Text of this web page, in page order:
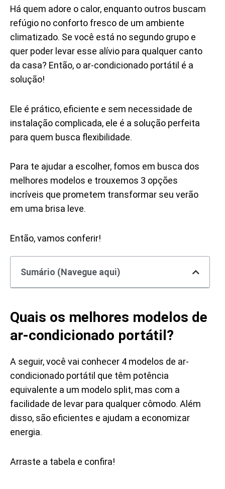
Há quem adore o calor, enquanto outros buscam
refúgio no conforto fresco de um ambiente
climatizado. Se você está no segundo grupo e
quer poder levar esse alívio para qualquer canto
da casa? Então, o ar-condicionado portátil é a
solução!
Ele é prático, eficiente e sem necessidade de
instalação complicada, ele é a solução perfeita
para quem busca flexibilidade.
Para te ajudar a escolher, fomos em busca dos
melhores modelos e trouxemos 3 opções
incríveis que prometem transformar seu verão
em uma brisa leve.
Então, vamos conferir!
Sumário (Navegue aqui)
Quais os melhores modelos de
ar-condicionado portátil?
A seguir, você vai conhecer 4 modelos de ar-
condicionado portátil que têm potência
equivalente a um modelo split, mas com a
facilidade de levar para qualquer cômodo. Além
disso, são eficientes e ajudam a economizar
energia.
Arraste a tabela e confira!